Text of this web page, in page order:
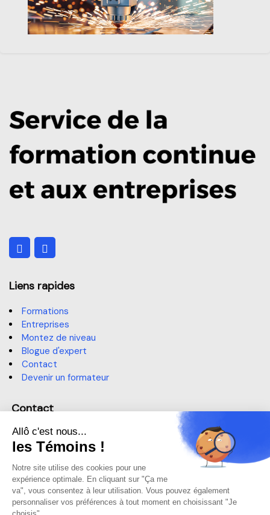
faut savoir pour travailler correctement
avec les équipements à rayonnement
Liens rapides
Formations
Entreprises
Montez de niveau
Blogue d'expert
Contact
Devenir un formateur
Contact
514 364-3320, poste 6191
sae@claurendeau.qc.ca
QC H8N 2J4
Centre d'aide